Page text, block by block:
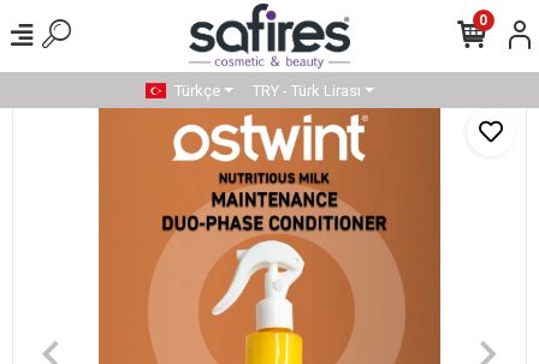
0
Türkçe TRY - Türk Lirası